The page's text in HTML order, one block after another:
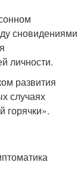
сновидениями
личности.
развития
случаях
горячки».